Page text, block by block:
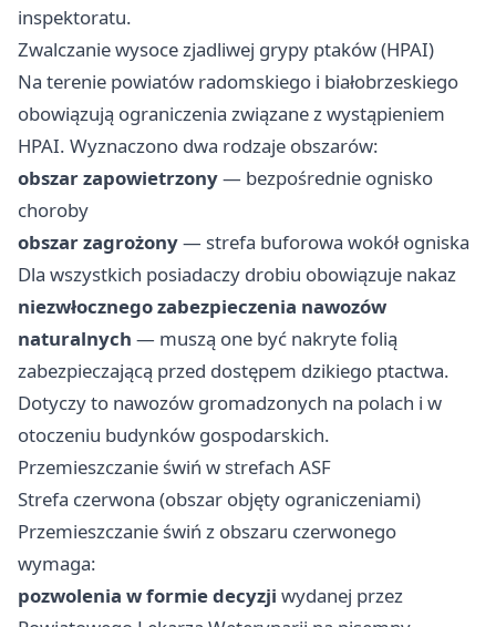
inspektoratu.
Zwalczanie wysoce zjadliwej grypy ptaków (HPAI)
Na terenie powiatów radomskiego i białobrzeskiego
obowiązują ograniczenia związane z wystąpieniem
HPAI. Wyznaczono dwa rodzaje obszarów:
obszar zapowietrzony— bezpośrednie ognisko
choroby
obszar zagrożony— strefa buforowa wokół ogniska
Dla wszystkich posiadaczy drobiu obowiązuje nakaz
niezwłocznego zabezpieczenia nawozów
naturalnych — muszą one być nakryte folią
zabezpieczającą przed dostępem dzikiego ptactwa.
Dotyczy to nawozów gromadzonych na polach i w
otoczeniu budynków gospodarskich.
Przemieszczanie świń w strefach ASF
Strefa czerwona (obszar objęty ograniczeniami)
Przemieszczanie świń z obszaru czerwonego
wymaga:
pozwolenia w formie decyzji wydanej przez